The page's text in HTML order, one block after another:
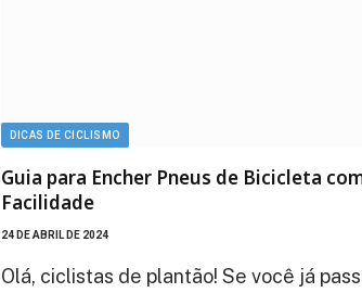
DICAS DE CICLISMO
Guia para Encher Pneus de Bicicleta
Facilidade
24 DE ABRIL DE 2024
Olá, ciclistas de plantão! Se você já